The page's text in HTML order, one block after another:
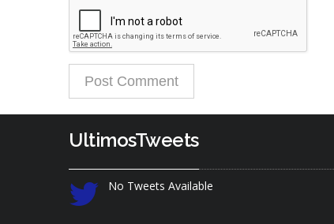
UltimosTweets
No Tweets Available